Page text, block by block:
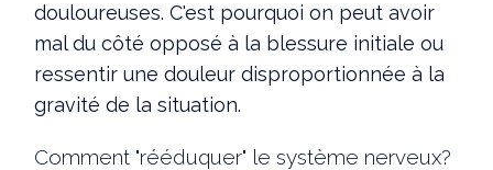
douloureuses. C'est pourquoi on peut avoir
mal du côté opposé à la blessure initiale ou
ressentir une douleur disproportionnée à la
gravité de la situation.
Comment "rééduquer" le système nerveux?